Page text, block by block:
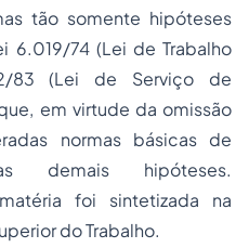
tão somente hipóteses
6.019/74 (Lei de Trabalho
83 (Lei de Serviço de
em virtude da omissão
normas básicas de
demais hipóteses.
foi sintetizada na
do Trabalho.